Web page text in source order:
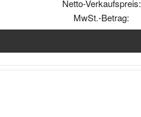
Netto-Verkaufspreis:
MwSt.-Betrag: